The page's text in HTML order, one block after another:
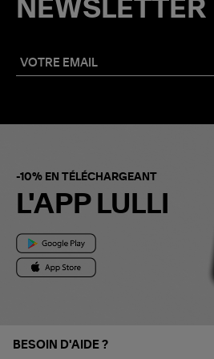
NEWSLETTER
-10% EN TÉLÉCHARGEANT
L'APP LULLI
BESOIN D'AIDE ?